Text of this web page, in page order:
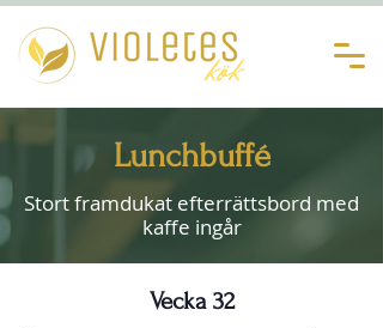
Lunchbuffé
Stort framdukat efterrättsbord med
kaffe ingår
Vecka 32